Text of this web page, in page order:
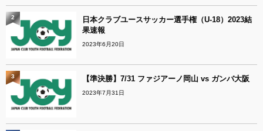
日本クラブユースサッカー選手権（U-18）2023結
果速報
2023年6月20日
2
【準決勝】7/31 ファジアーノ岡山 vs ガンバ大阪
2023年7月31日
3